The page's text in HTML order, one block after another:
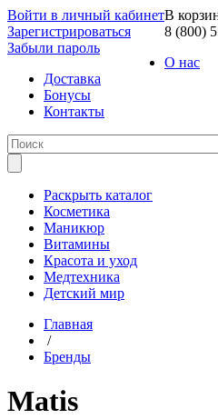
Войти в личный кабинет
Зарегистрироваться
Забыли пароль
В
8 (800)
О нас
Доставка
Бонусы
Контакты
Раскрыть каталог
Косметика
Маникюр
Витамины
Красота и уход
Медтехника
Детский мир
Главная
/
Бренды
Matis